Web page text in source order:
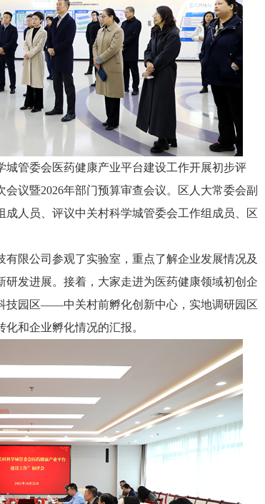
城管委会医药健康产业平台建设工作开展初步评
议暨2026年部门预算审查会议。区人大常委会副
人员、评议中关村科学城管委会工作组成员、区
限公司参观了实验室，重点了解企业发展情况及
发进展。接着，大家走进为医药健康领域初创企
技园区——中关村前孵化创新中心，实地调研园区
和企业孵化情况的汇报。